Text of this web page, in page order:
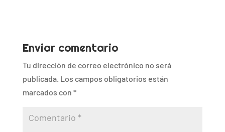
Enviar comentario
Tu dirección de correo electrónico no será
publicada. Los campos obligatorios están
marcados con *